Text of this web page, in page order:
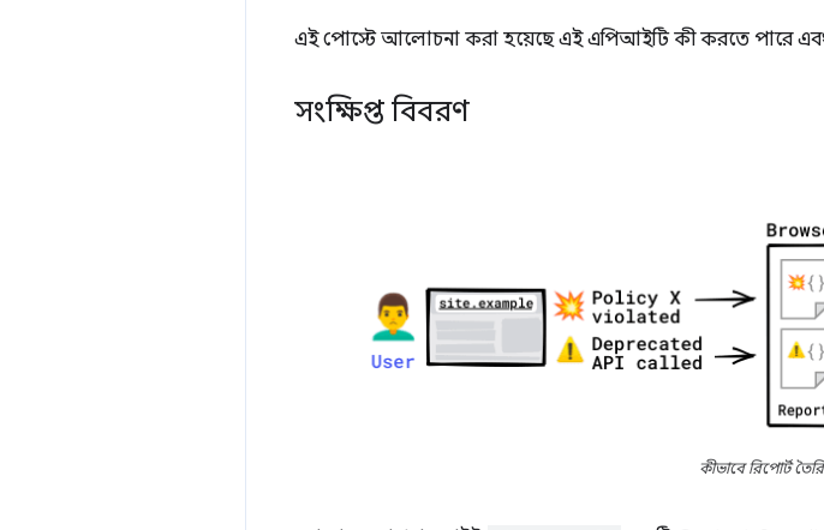
এই পোস্টে আলোচনা করা হয়েছে এই এপিআইটি কী করতে পারে
সংক্ষিপ্ত বিবরণ
কীভাবে রিপোর্ট